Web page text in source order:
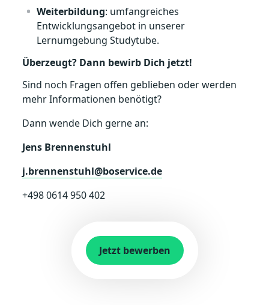
Weiterbildung: umfangreiches
Entwicklungsangebot in unserer
Lernumgebung Studytube.
Überzeugt? Dann bewirb Dich jetzt!
Sind noch Fragen offen geblieben oder werden
mehr Informationen benötigt?
Dann wende Dich gerne an:
Jens Brennenstuhl
j.brennenstuhl@boservice.de
+498 0614 950 402
Jetzt bewerben